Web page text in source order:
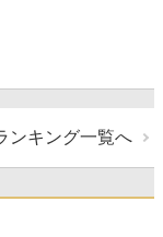
ンキング一覧へ